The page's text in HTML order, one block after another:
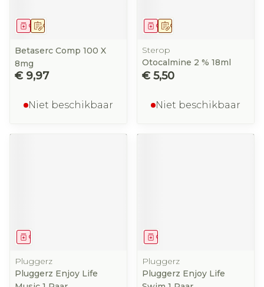
Op voorschrift
Geneesmiddel
Betaserc Comp 100 X
8mg
€ 9,97
Niet beschikbaar
Op voorschrift
Geneesmiddel
Sterop
Otocalmine 2 % 18ml
€ 5,50
Niet beschikbaar
Geneesmiddel
Pluggerz
Pluggerz Enjoy Life
Geneesmiddel
Pluggerz
Pluggerz Enjoy Life